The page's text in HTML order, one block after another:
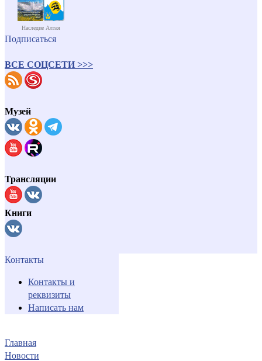
Наследие Алтая
Подписаться
ВСЕ СОЦСЕТИ >>>
Музей
Трансляции
Книги
Контакты
Контакты и
реквизиты
Написать нам
Главная
Новости